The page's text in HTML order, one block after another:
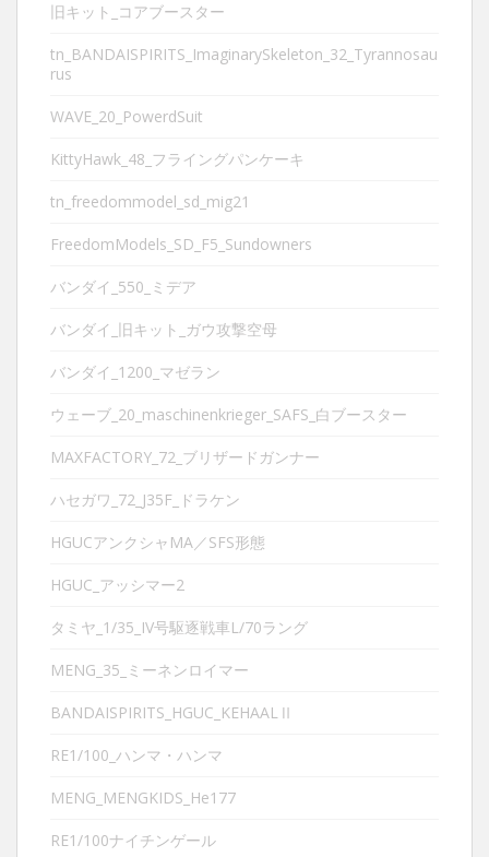
旧キット_コアブースター
tn_BANDAISPIRITS_ImaginarySkeleton_32_Tyrannosau
rus
WAVE_20_PowerdSuit
KittyHawk_48_フライングパンケーキ
tn_freedommodel_sd_mig21
FreedomModels_SD_F5_Sundowners
バンダイ_550_ミデア
バンダイ_旧キット_ガウ攻撃空母
バンダイ_1200_マゼラン
ウェーブ_20_maschinenkrieger_SAFS_白ブースター
MAXFACTORY_72_ブリザードガンナー
ハセガワ_72_J35F_ドラケン
HGUCアンクシャMA／SFS形態
HGUC_アッシマー2
タミヤ_1/35_IV号駆逐戦車L/70ラング
MENG_35_ミーネンロイマー
BANDAISPIRITS_HGUC_KEHAALⅡ
RE1/100_ハンマ・ハンマ
MENG_MENGKIDS_He177
RE1/100ナイチンゲール